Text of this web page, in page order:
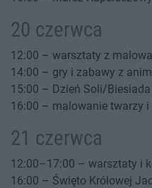
20 czerwca
12:00 – warsztaty z
14:00 – gry i zabawy z
15:00 – Dzień Soli/
16:00 – malowanie twarzy
21 czerwca
12:00–17:00 – warsztaty i
16:00 – Święto Królowej